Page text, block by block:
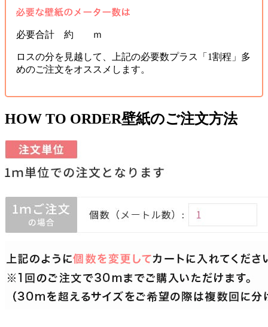
必要合計 約 ｍ
ロスの分を見越して、上記の必要数プラス「1割程」多
めのご注文をオススメします。
HOW TO ORDER壁紙のご注文方法